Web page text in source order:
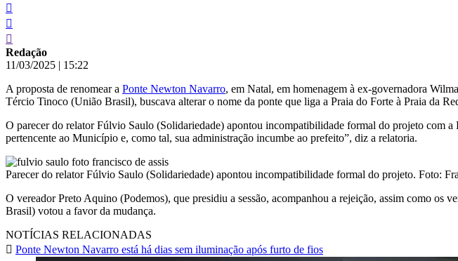
Redação
11/03/2025 | 15:22
A proposta de renomear a Ponte Newton Navarro, em Natal, em homenagem à ex-governadora
Tércio Tinoco (União Brasil), buscava alterar o nome da ponte que liga a Praia do Forte à Praia da
O parecer do relator Fúlvio Saulo (Solidariedade) apontou incompatibilidade formal do projeto
pertencente ao Município e, como tal, sua administração incumbe ao prefeito”, diz a relatoria.
Parecer do relator Fúlvio Saulo (Solidariedade) apontou incompatibilidade formal do projeto. Foto:
O vereador Preto Aquino (Podemos), que presidiu a sessão, acompanhou a rejeição, assim como
Brasil) votou a favor da mudança.
NOTÍCIAS RELACIONADAS
Ponte Newton Navarro está há dias sem iluminação após furto de fios